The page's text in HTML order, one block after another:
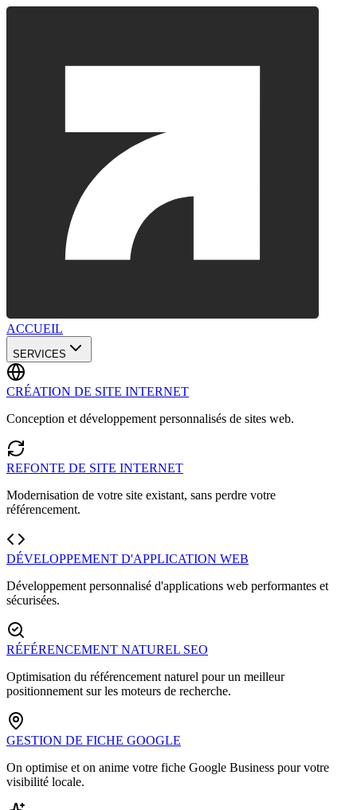
ACCUEIL
SERVICES
CRÉATION DE SITE INTERNET
Conception et développement personnalisés de sites web.
REFONTE DE SITE INTERNET
Modernisation de votre site existant, sans perdre votre
référencement.
DÉVELOPPEMENT D'APPLICATION WEB
Développement personnalisé d'applications web performantes et
sécurisées.
RÉFÉRENCEMENT NATUREL SEO
Optimisation du référencement naturel pour un meilleur
positionnement sur les moteurs de recherche.
GESTION DE FICHE GOOGLE
On optimise et on anime votre fiche Google Business pour votre
visibilité locale.